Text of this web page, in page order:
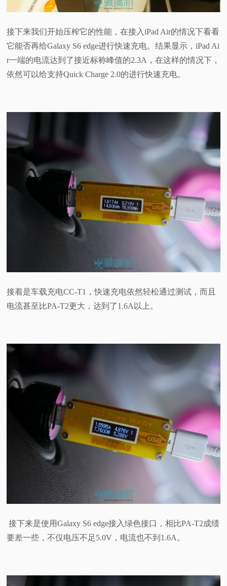
接下来我们开始压榨它的性能，在接入iPad Air的情况下看看
它能否再给Galaxy S6 edge进行快速充电。结果显示，iPad Ai
r一端的电流达到了接近标称峰值的2.3A，在这样的情况下，
依然可以给支持Quick Charge 2.0的进行快速充电。
接着是车载充电CC-T1，快速充电依然轻松通过测试，而且
电流甚至比PA-T2更大，达到了1.6A以上。
接下来是使用Galaxy S6 edge接入绿色接口，相比PA-T2成绩
要差一些，不仅电压不足5.0V，电流也不到1.6A。